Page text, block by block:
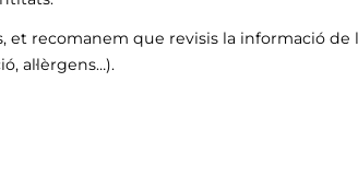
et recomanem que revisis la informació
al·lèrgens…).